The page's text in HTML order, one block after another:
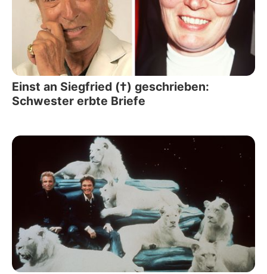
Einst an Siegfried (†) geschrieben:
Schwester erbte Briefe